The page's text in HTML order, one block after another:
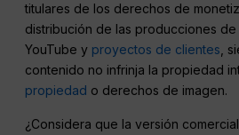
titulares de los derechos de
distribución de las producciones
YouTube y proyectos de clientes ,
contenido no infrinja la propiedad
propiedad o derechos de imagen.
¿Considera que la versión